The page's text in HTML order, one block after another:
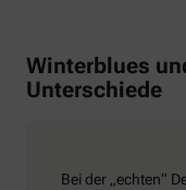
Winterblues
Unterschiede
Bei der „echten“